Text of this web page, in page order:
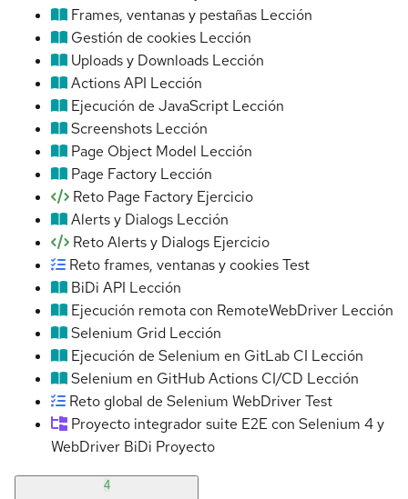
Frames, ventanas y pestañas Lección
Gestión de cookies Lección
Uploads y Downloads Lección
Actions API Lección
Ejecución de JavaScript Lección
Screenshots Lección
Page Object Model Lección
Page Factory Lección
Reto Page Factory Ejercicio
Alerts y Dialogs Lección
Reto Alerts y Dialogs Ejercicio
Reto frames, ventanas y cookiesTest
BiDi API Lección
Ejecución remota con RemoteWebDriver Lección
Selenium Grid Lección
Ejecución de Selenium en GitLab CI Lección
Selenium en GitHub Actions CI/CD Lección
Reto global de Selenium WebDriverTest
Proyecto integrador suite E2E con Selenium 4 y
WebDriver BiDi Proyecto
4